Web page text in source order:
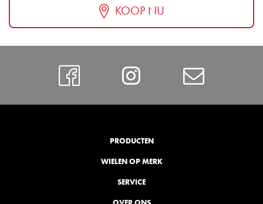
KOOP NU
FacebookInstagram
PRODUCTEN
WIELEN OP MERK
SERVICE